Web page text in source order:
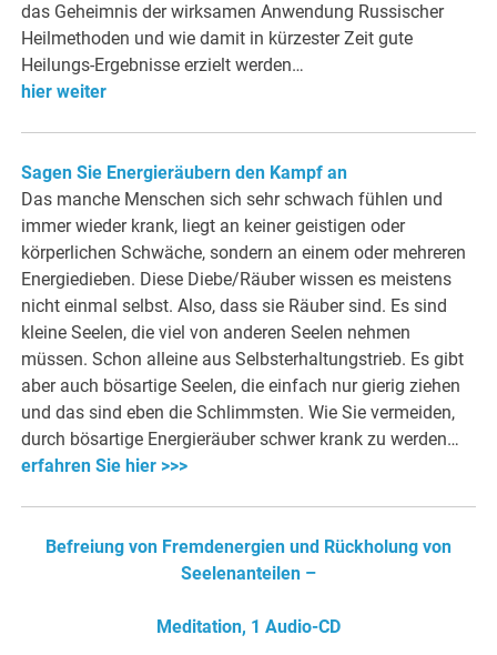
das Geheimnis der wirksamen Anwendung Russischer
Heilmethoden und wie damit in kürzester Zeit gute
Heilungs-Ergebnisse erzielt werden…
hier weiter
Sagen Sie Energieräubern den Kampf an
Das manche Menschen sich sehr schwach fühlen und
immer wieder krank, liegt an keiner geistigen oder
körperlichen Schwäche, sondern an einem oder mehreren
Energiedieben. Diese Diebe/Räuber wissen es meistens
nicht einmal selbst. Also, dass sie Räuber sind. Es sind
kleine Seelen, die viel von anderen Seelen nehmen
müssen. Schon alleine aus Selbsterhaltungstrieb. Es gibt
aber auch bösartige Seelen, die einfach nur gierig ziehen
und das sind eben die Schlimmsten. Wie Sie vermeiden,
durch bösartige Energieräuber schwer krank zu werden…
erfahren Sie hier >>>
Befreiung von Fremdenergien und Rückholung von
Seelenanteilen –
Meditation, 1 Audio-CD